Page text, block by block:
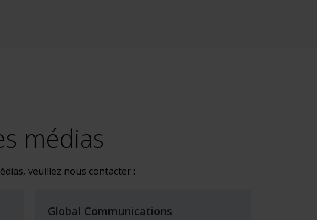
médias
veuillez nous contacter :
Global Communications